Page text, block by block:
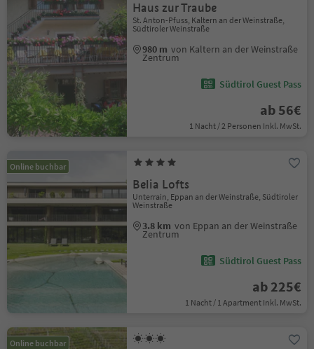
Haus zur Traube
St. Anton-Pfuss, Kaltern an der Weinstraße,
Südtiroler Weinstraße
980 m von Kaltern an der Weinstraße
Zentrum
Südtirol Guest Pass
ab 56€
1 Nacht / 2 Personen Inkl. MwSt.
Online buchbar
Belia Lofts
Unterrain, Eppan an der Weinstraße, Südtiroler
Weinstraße
3.8 km von Eppan an der Weinstraße
Zentrum
Südtirol Guest Pass
ab 225€
1 Nacht / 1 Apartment Inkl. MwSt.
Online buchbar